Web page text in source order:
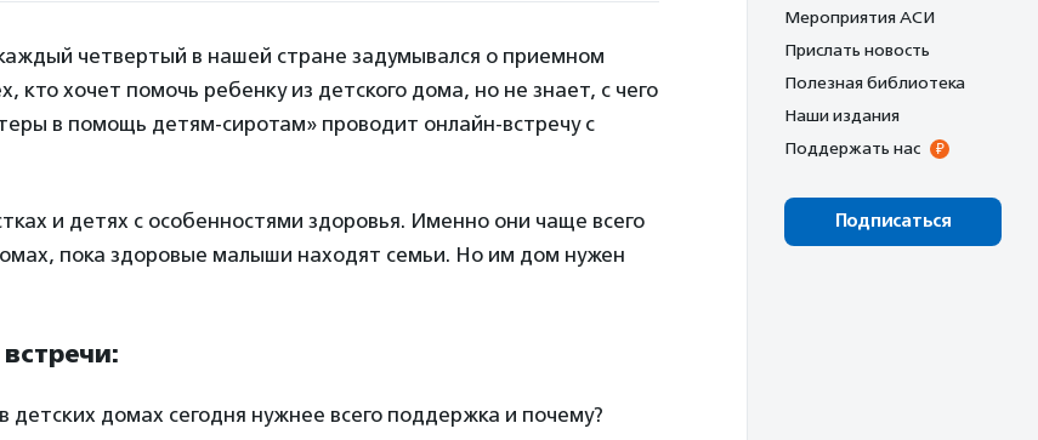
четвертый в нашей стране задумывался о приемном
кто хочет помочь ребенку из детского дома, но не знает, с чего
в помощь детям-сиротам» проводит онлайн-встречу с
и детях с особенностями здоровья. Именно они чаще всего
пока здоровые малыши находят семьи. Но им дом нужен
детских домах сегодня нужнее всего поддержка и почему?
Мероприятия АСИ
Прислать новость
Полезная библиотека
Наши издания
Поддержать нас
Подписаться